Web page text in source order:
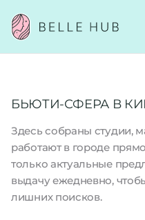
БЬЮТИ-СФЕРА В
Здесь собраны студии,
работают в городе
только актуальные
выдачу ежедневно,
лишних поисков.